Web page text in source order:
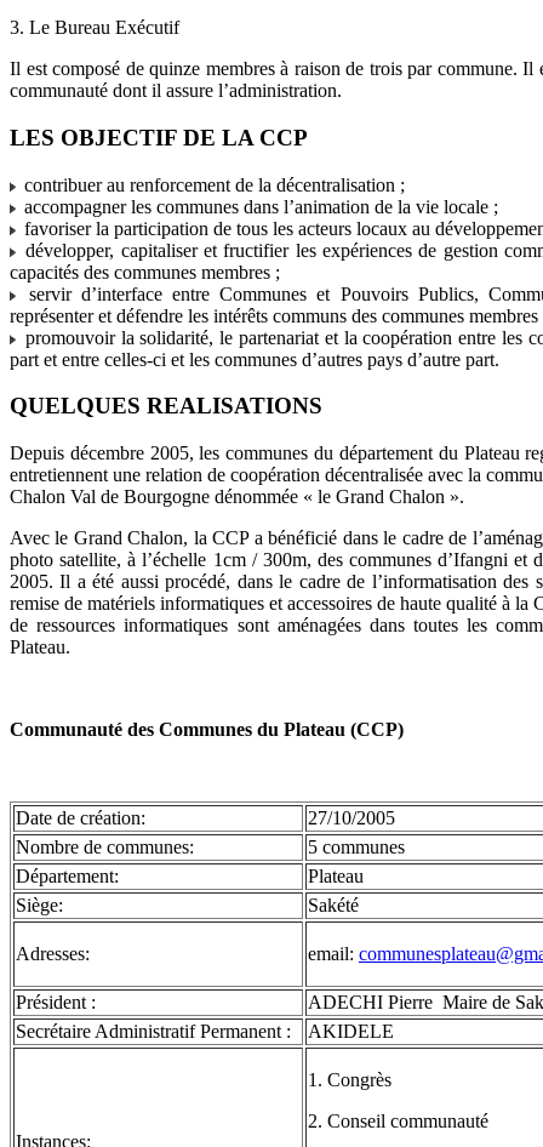
3. Le Bureau Exécutif
Il est composé de quinze membres à raison de trois par commune. Il
communauté dont il assure l’administration.
LES OBJECTIF DE LA CCP
contribuer au renforcement de la décentralisation ;
accompagner les communes dans l’animation de la vie locale ;
favoriser la participation de tous les acteurs locaux au
développer, capitaliser et fructifier les expériences de gestion
capacités des communes membres ;
servir d’interface entre Communes et Pouvoirs Publics,
représenter et défendre les intérêts communs des communes membres
promouvoir la solidarité, le partenariat et la coopération entre les
part et entre celles-ci et les communes d’autres pays d’autre part.
QUELQUES REALISATIONS
Depuis décembre 2005, les communes du département du Plateau
entretiennent une relation de coopération décentralisée avec la
Chalon Val de Bourgogne dénommée « le Grand Chalon ».
Avec le Grand Chalon, la CCP a bénéficié dans le cadre de
photo satellite, à l’échelle 1cm / 300m, des communes d’Ifangni et
2005. Il a été aussi procédé, dans le cadre de l’informatisation des
remise de matériels informatiques et accessoires de haute qualité à la
de ressources informatiques sont aménagées dans toutes les
Plateau.
Communauté des Communes du Plateau (CCP)
Date de création:
27/10/2005
Nombre de communes:
5 communes
Département:
Plateau
Siège:
Sakété
Adresses: email:
Président :
ADECHI Pierre Maire de
Secrétaire Administratif Permanent :
AKIDELE
Instances:
1. Congrès
2. Conseil communauté